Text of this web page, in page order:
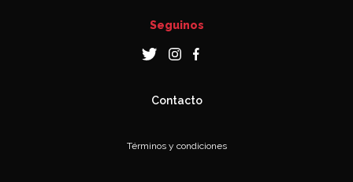
Seguinos
Contacto
Términos y condiciones